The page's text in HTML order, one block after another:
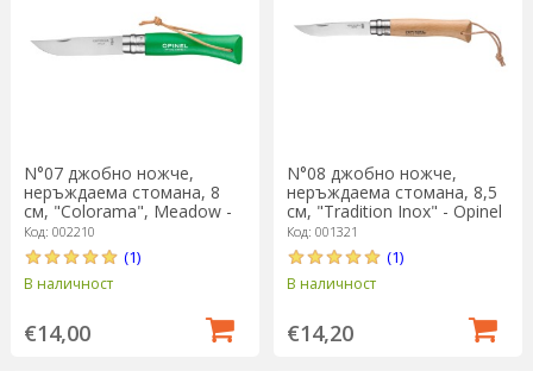
N°07 джобно ножче,
неръждаема стомана, 8
см, "Colorama", Meadow -
Opinel
Код: 002210
(1)
В наличност
€14,00
N°08 джобно ножче,
неръждаема стомана, 8,5
см, "Tradition Inox" - Opinel
Код: 001321
(1)
В наличност
€14,20